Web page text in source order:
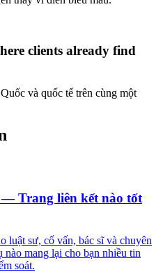
clients already find
và quốc tế trên cùng một
Trang liên kết nào tốt
luật sư, cố vấn, bác sĩ và chuyên
mang lại cho bạn nhiều tin
soát.